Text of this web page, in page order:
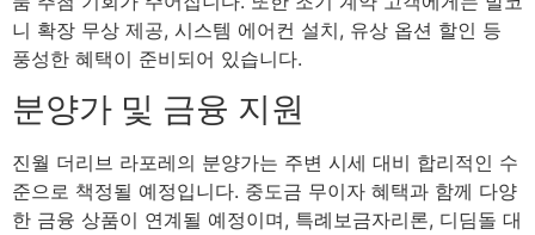
니 확장 무상 제공, 시스템 에어컨 설치, 유상 옵션 할인 등
풍성한 혜택이 준비되어 있습니다.
분양가 및 금융 지원
진월 더리브 라포레의 분양가는 주변 시세 대비 합리적인 수
준으로 책정될 예정입니다. 중도금 무이자 혜택과 함께 다양
한 금융 상품이 연계될 예정이며, 특례보금자리론, 디딤돌 대